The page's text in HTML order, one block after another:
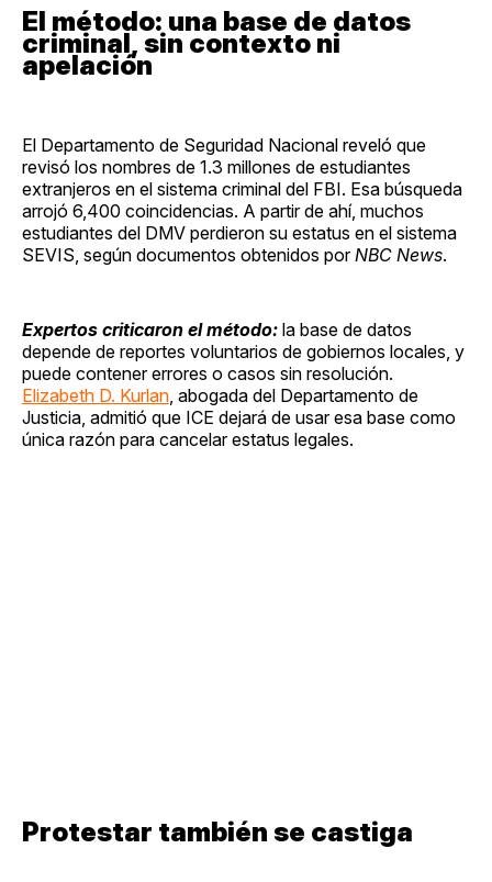
El método: una base de datos
criminal, sin contexto ni
apelación
El Departamento de Seguridad Nacional reveló que
revisó los nombres de 1.3 millones de estudiantes
extranjeros en el sistema criminal del FBI. Esa búsqueda
arrojó 6,400 coincidencias. A partir de ahí, muchos
estudiantes del DMV perdieron su estatus en el sistema
SEVIS, según documentos obtenidos porNBC News.
Expertos criticaron el método: la base de datos
depende de reportes voluntarios de gobiernos locales, y
puede contener errores o casos sin resolución.
Elizabeth D. Kurlan, abogada del Departamento de
Justicia, admitió que ICE dejará de usar esa base como
única razón para cancelar estatus legales.
Protestar también se castiga